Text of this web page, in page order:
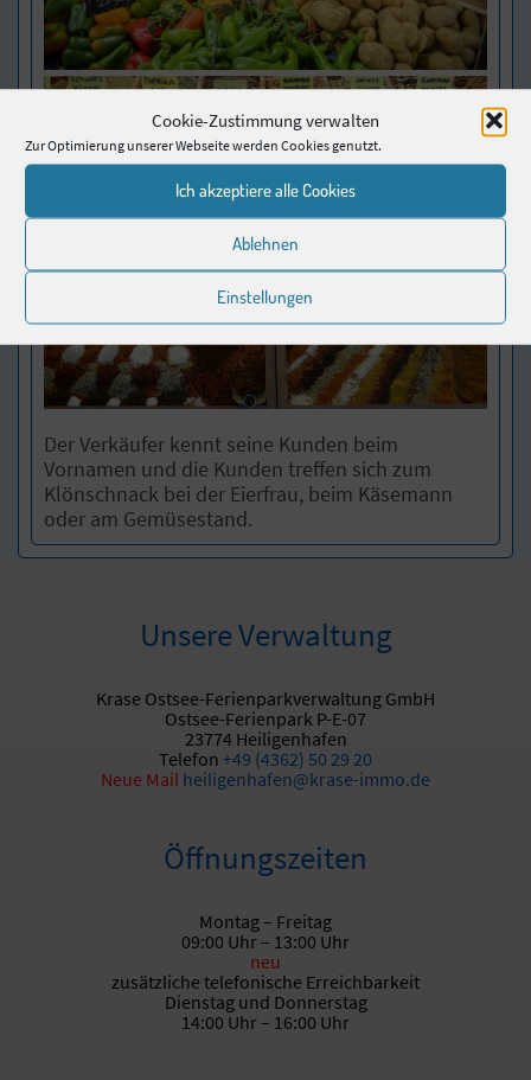
Cookie-Zustimmung verwalten
Zur Optimierung unserer Webseite werden Cookies genutzt.
Ich akzeptiere alle Cookies
Ablehnen
Einstellungen
Der Verkäufer kennt seine Kunden beim
Vornamen und die Kunden treffen sich zum
Klönschnack bei der Eierfrau, beim Käsemann
oder am Gemüsestand.
Unsere Verwaltung
Krase Ostsee-Ferienparkverwaltung GmbH
Ostsee-Ferienpark P-E-07
23774 Heiligenhafen
Telefon +49 (4362) 50 29 20
Neue Mail heiligenhafen@krase-immo.de
Öffnungszeiten
Montag – Freitag
09:00 Uhr – 13:00 Uhr
neu
zusätzliche telefonische Erreichbarkeit
Dienstag und Donnerstag
14:00 Uhr – 16:00 Uhr